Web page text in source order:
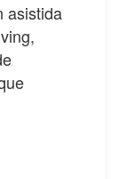
asistida